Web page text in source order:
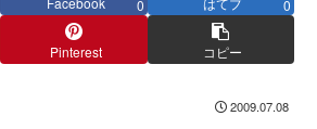
0 0
Pinterest コピー
2009.07.08